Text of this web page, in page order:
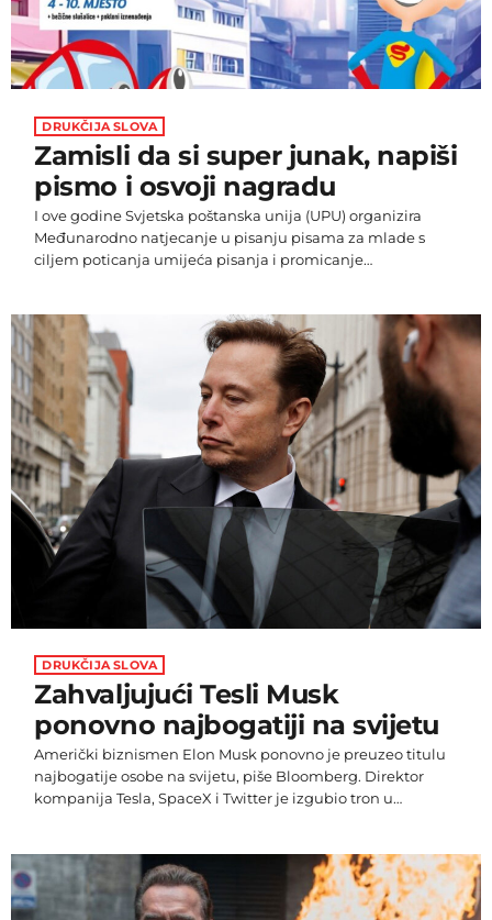
DRUKČIJA SLOVA
Zamisli da si super junak, napiši
pismo i osvoji nagradu
I ove godine Svjetska poštanska unija (UPU) organizira
Međunarodno natjecanje u pisanju pisama za mlade s
ciljem poticanja umijeća pisanja i promicanje
Mostar, BH Pošta i Pošte Srpske. Pismo koje stručni žiri
odabere kao najljepše predstavljat će Bosnu i Hercegovinu
na ovogodišnjem natjecanju. Svjetska poštanska unija želi
podići svijest o sigurnosti djece na cestama te u skladu […]
DRUKČIJA SLOVA
Zahvaljujući Tesli Musk
ponovno najbogatiji na svijetu
Američki biznismen Elon Musk ponovno je preuzeo titulu
najbogatije osobe na svijetu, piše Bloomberg. Direktor
kompanija Tesla, SpaceX i Twitter je izgubio tron u
na drugom mjestu liste duže od dva mjeseca. Međutim, od
ponedjeljka je ponovno na vrhu liste najbogatijih ljudi
svijeta zahvaljujući rastu dionica kompanije Tesla.